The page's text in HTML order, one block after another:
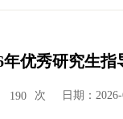
年优秀研究生
190 次 日期：